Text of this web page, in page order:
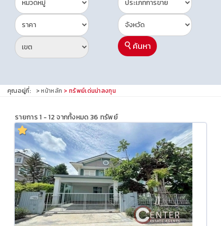
ค้นหา
คุณอยู่ที่: หน้าหลัก ทรัพย์เด่นน่าลงทุน
รายการ 1 - 12 จากทั้งหมด 36 ทรัพย์